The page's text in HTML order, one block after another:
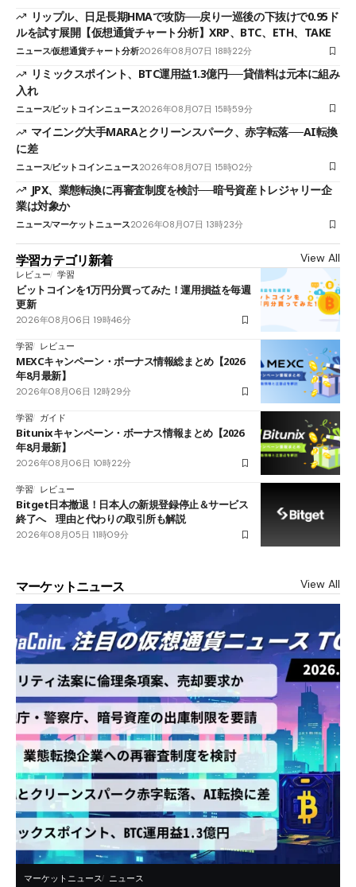
リップル、日足長期HMAで攻防──戻り一巡後の下抜けで0.95ド
ルを試す展開【仮想通貨チャート分析】XRP、BTC、ETH、TAKE
ニュース仮想通貨チャート分析2026年08月07日 18時22分
リミックスポイント、BTC運用益1.3億円──貸借料は元本に組み
入れ
ニュースビットコインニュース2026年08月07日 15時59分
マイニング大手MARAとクリーンスパーク、赤字転落──AI転換
に差
ニュースビットコインニュース2026年08月07日 15時02分
JPX、業態転換に再審査制度を検討──暗号資産トレジャリー企
業は対象か
ニュースマーケットニュース2026年08月07日 13時23分
学習カテゴリ新着 View All
レビュー 学習
ビットコインを1万円分買ってみた！運用損益を毎週
更新
2026年08月06日 19時46分
学習 レビュー
MEXCキャンペーン・ボーナス情報総まとめ【2026
年8月最新】
2026年08月06日 12時29分
学習 ガイド
Bitunixキャンペーン・ボーナス情報まとめ【2026
年8月最新】
2026年08月06日 10時22分
学習 レビュー
Bitget日本撤退！日本人の新規登録停止＆サービス
終了へ 理由と代わりの取引所も解説
2026年08月05日 11時09分
マーケットニュース View All
マーケットニュース ニュース